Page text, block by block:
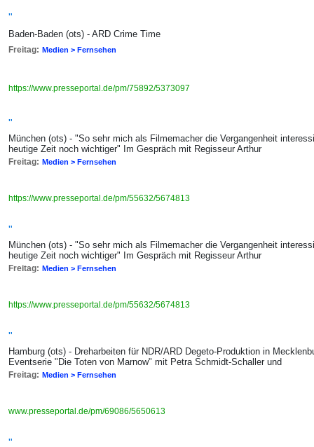
"
Baden-Baden (ots) - ARD Crime Time
Freitag: Medien > Fernsehen
https://www.presseportal.de/pm/75892/5373097
"
München (ots) - "So sehr mich als Filmemacher die Vergangenheit
heutige Zeit noch wichtiger" Im Gespräch mit Regisseur Arthur
Freitag: Medien > Fernsehen
https://www.presseportal.de/pm/55632/5674813
"
München (ots) - "So sehr mich als Filmemacher die Vergangenheit
heutige Zeit noch wichtiger" Im Gespräch mit Regisseur Arthur
Freitag: Medien > Fernsehen
https://www.presseportal.de/pm/55632/5674813
"
Hamburg (ots) - Dreharbeiten für NDR/ARD Degeto-Produktion in
Eventserie "Die Toten von Marnow" mit Petra Schmidt-Schaller und
Freitag: Medien > Fernsehen
www.presseportal.de/pm/69086/5650613
"